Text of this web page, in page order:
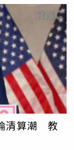
受場上與場下的
信不設限』（Big
主打男性自信、
參與多支輕鬆風
海莉也於本週透
隱私：「我很尊
段1個半小時的
成長與連結，只
」
球員是否也要慎選
慎防，只能從自身
，這就是社會
出很多心血訓
不易，要成為優
視或珍惜這份職
提到，自己引退
中信兄弟的後
制，除了球員自
』。」
清算潮 教